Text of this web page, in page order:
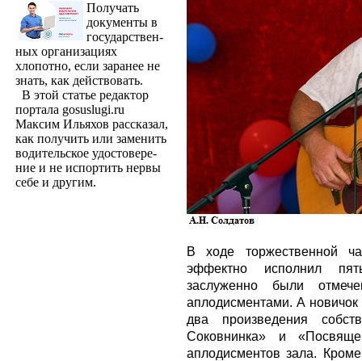
Получать
доку­менты в
государствен­
ных организациях
хлопотно, если заранее не
знать, как действовать.
В этой статье редактор
портала gosuslugi.ru
Максим Ильяхов рассказал,
как получить или заменить
водительское удостовере­
ние и не испортить нервы
себе и другим.
В ходе торжественной
эффектно исполнил
заслуженно были
аплодисментами. А
два произведения
Соковнинка» и
аплодисментов зала.